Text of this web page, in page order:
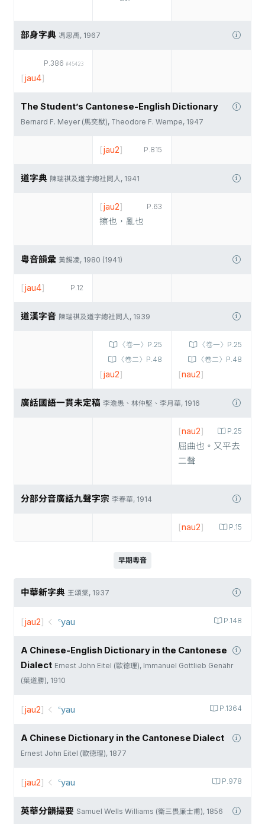
部身字典 馮思禹, 1967
P.386 #45423
[jau4]
The Student’s Cantonese-English Dictionary
Bernard F. Meyer (馬奕猷), Theodore F. Wempe, 1947
P.815
[jau2]
道字典 陳瑞祺及道字總社同人, 1941
P.63
[jau2]
擦也，亂也
粵音韻彙 黃錫凌, 1980 (1941)
P.12
[jau4]
道漢字音 陳瑞祺及道字總社同人, 1939
〈卷一〉P.25
〈卷二〉P.48
[jau2]
〈卷一〉P.25
〈卷二〉P.48
[nau2]
廣話國語一貫未定稿 李澹愚、林仲堅、李月華, 1916
P.25
[nau2]
屈曲也。又平去
二聲
分部分音廣話九聲字宗 李春華, 1914
P.15
[nau2]
早期粵音
中華新字典 王頌棠, 1937
P.148
[jau2] ꜂yau
A Chinese-English Dictionary in the Cantonese
Dialect Ernest John Eitel (歐德理), Immanuel Gottlieb Genähr
(葉道勝), 1910
P.1364
[jau2] ꜂yau
A Chinese Dictionary in the Cantonese Dialect
Ernest John Eitel (歐德理), 1877
P.978
[jau2] ꜂yau
英華分韻撮要 Samuel Wells Williams (衛三畏廉士甫), 1856